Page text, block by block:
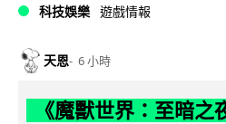
科技娛樂 遊戲情報
天恩 6 小時
《魔獸世界：至暗之